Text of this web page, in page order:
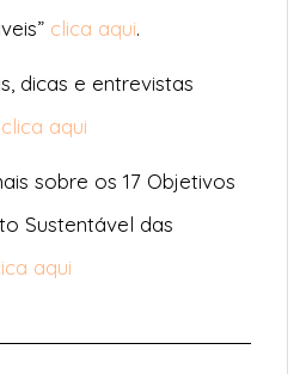
clica aqui.
dicas e entrevistas
clica aqui
sobre os 17 Objetivos
Sustentável das
aqui